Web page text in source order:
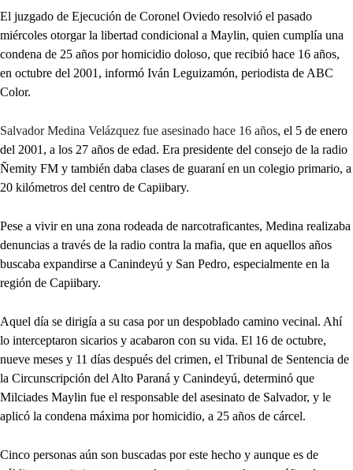
El juzgado de Ejecución de Coronel Oviedo resolvió el pasado
miércoles otorgar la libertad condicional a Maylin, quien cumplía una
condena de 25 años por homicidio doloso, que recibió hace 16 años,
en octubre del 2001, informó Iván Leguizamón, periodista de ABC
Color.
Salvador Medina Velázquez fue asesinado hace 16 años, el 5 de enero
del 2001, a los 27 años de edad. Era presidente del consejo de la radio
Ñemity FM y también daba clases de guaraní en un colegio primario, a
20 kilómetros del centro de Capiibary.
Pese a vivir en una zona rodeada de narcotraficantes, Medina realizaba
denuncias a través de la radio contra la mafia, que en aquellos años
buscaba expandirse a Canindeyú y San Pedro, especialmente en la
región de Capiibary.
Aquel día se dirigía a su casa por un despoblado camino vecinal. Ahí
lo interceptaron sicarios y acabaron con su vida. El 16 de octubre,
nueve meses y 11 días después del crimen, el Tribunal de Sentencia de
la Circunscripción del Alto Paraná y Canindeyú, determinó que
Milciades Maylin fue el responsable del asesinato de Salvador, y le
aplicó la condena máxima por homicidio, a 25 años de cárcel.
Cinco personas aún son buscadas por este hecho y aunque es de